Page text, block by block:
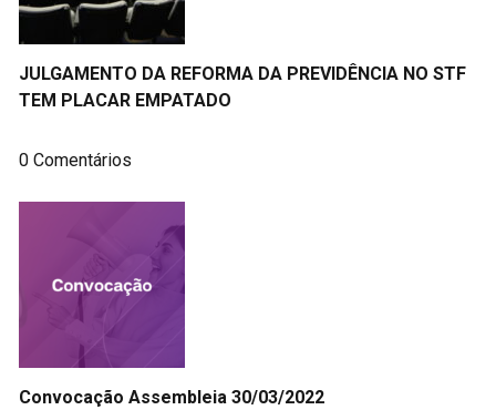
JULGAMENTO DA REFORMA DA PREVIDÊNCIA NO STF
TEM PLACAR EMPATADO
0 Comentários
Convocação Assembleia 30/03/2022